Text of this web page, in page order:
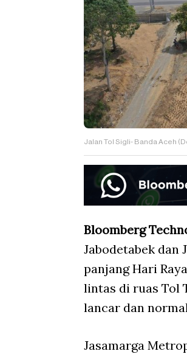
Jalan Tol Sigli- Banda Aceh
Bloomberg
Jabodetabek dan
panjang Hari
lintas di ruas Tol
lancar dan
Jasamarga